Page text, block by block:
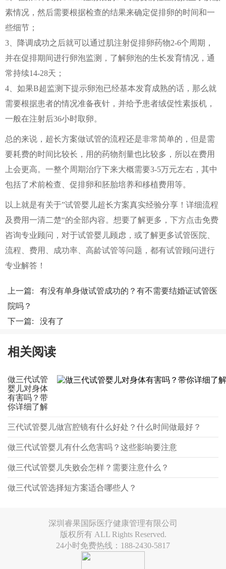
素情况，然后需要根据检查的结果来确定促排卵的时间和一
些细节；
3、降调成功之后就可以通过肌注射促排卵药物2-6个周期，
并在促排期间进行卵泡监测，了解卵泡的生长发育情况，通
常持续14-28天；
4、如果B超监测下提示卵泡已经基本发育成熟的话，那么就
需要根据患者的情况准备夜针，并给予患者绒促性素扳机，
一般在注射后36小时取卵。
总的来说，超长方案做试管的流程还是非常简单的，但是需
要耗费的时间比较长，用的药物剂量也比较多，所以在费用
上会更高。一整个周期治疗下来大概需要3-5万元左右，其中
包括了术前检查、促排卵和胚胎培养和移植费用等。
以上就是有关于”试管婴儿超长方案真实经验分享！详细流程
及费用一清二楚“的全部内容。想要了解更多，下方点击免费
咨询专业顾问，对于试管婴儿顾虑，或了解更多试管医院、
流程、费用、成功率、高龄试管等问题，都有试管顾问进行
专业解答！
上一篇: 有没有单身做试管成功的？有不需要结婚证试管医
院吗？
下一篇: 没有了
相关阅读
做三代试管
婴儿对身体
有害吗？带
你详细了解
三代试管婴儿做宫腔镜有什么好处？什么时间做最好？
做三代试管婴儿有什么危害吗？这些影响要注意
做三代试管婴儿失败会怎样？需要注意什么？
做三代试管选择短方案适合哪些人？
深圳睿果国际医疗健康管理有限公司
版权所有 ALL Rights Reserved.
24小时免费热线：188-2430-5817